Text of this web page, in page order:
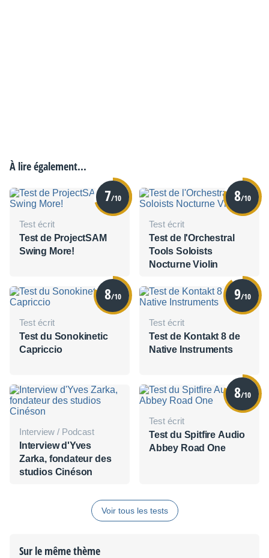
À lire également...
7/10
Test écrit
Test de ProjectSAM
Swing More!
8/10
Test écrit
Test de l'Orchestral
Tools Soloists
Nocturne Violin
8/10
Test écrit
Test du Sonokinetic
Capriccio
9/10
Test écrit
Test de Kontakt 8 de
Native Instruments
Interview / Podcast
Interview d'Yves
Zarka, fondateur des
studios Cinéson
8/10
Test écrit
Test du Spitfire Audio
Abbey Road One
Voir tous les tests
Sur le même thème